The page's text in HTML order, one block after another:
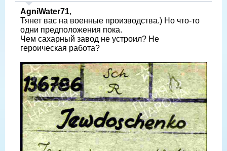
AgniWater71,
Тянет вас на военные производства.) Но что-то
одни предположения пока.
Чем сахарный завод не устроил? Не
героическая работа?